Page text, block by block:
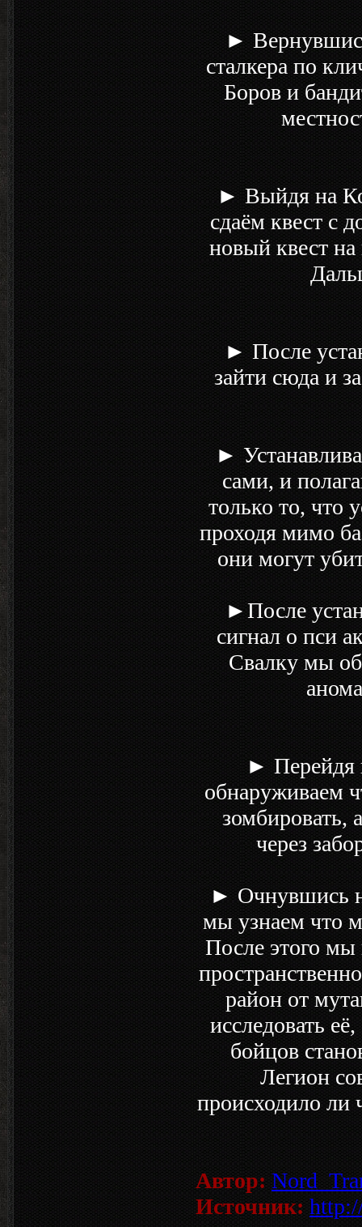
►
сталкера по
Боров и
► Выйдя на
сдаём квест с
новый квест на
► После
зайти сюда и
►
сами, и
только то, что
проходя мимо
они могут
►После
сигнал о пси
Свалку мы
► Перейдя
обнаруживаем
зомбировать,
через
► Очнувшись
мы узнаем что
После этого мы
район от
исследовать
бойцов
Легион
происходило ли
Автор:
Источник: